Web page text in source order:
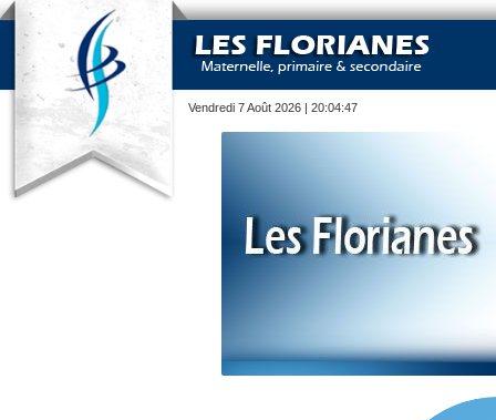
Vendredi 7 Août 2026 | 20:04:47